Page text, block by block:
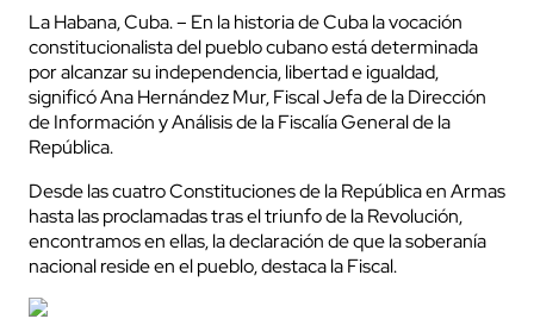
La Habana, Cuba. – En la historia de Cuba la vocación
constitucionalista del pueblo cubano está determinada
por alcanzar su independencia, libertad e igualdad,
significó Ana Hernández Mur, Fiscal Jefa de la Dirección
de Información y Análisis de la Fiscalía General de la
República.
Desde las cuatro Constituciones de la República en Armas
hasta las proclamadas tras el triunfo de la Revolución,
encontramos en ellas, la declaración de que la soberanía
nacional reside en el pueblo, destaca la Fiscal.